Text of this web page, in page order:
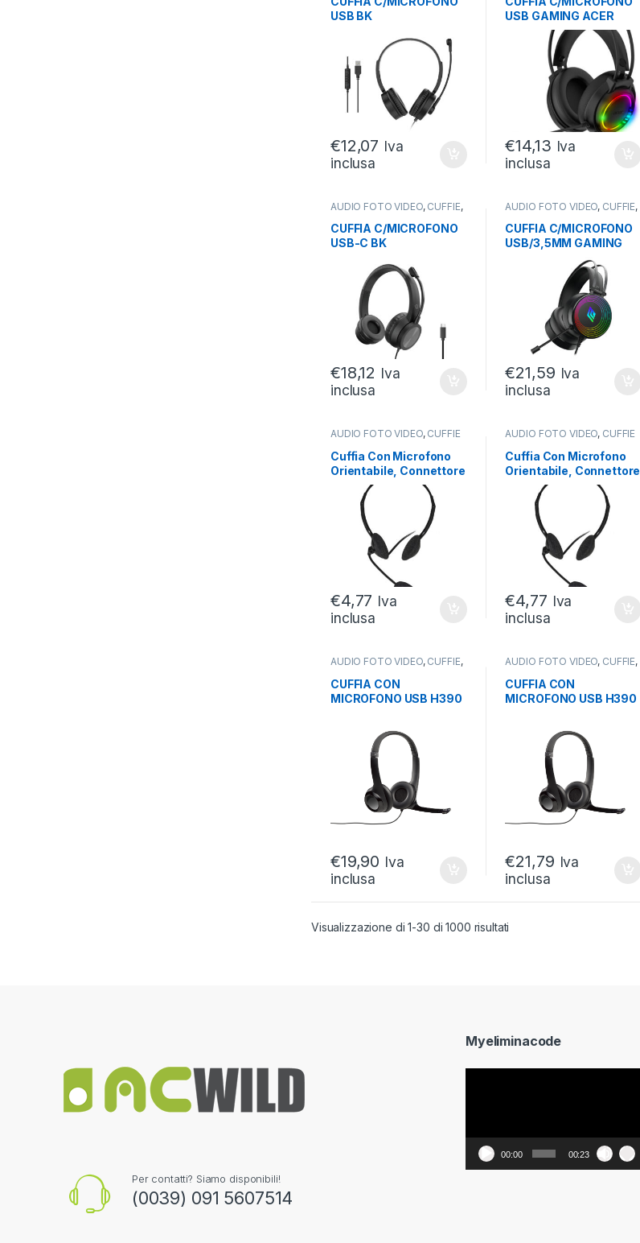
USB BK
€12,07 Iva
inclusa
USB GAMING ACER
GH1600 LED
€14,13 Iva
inclusa
AUDIO FOTO VIDEO, CUFFIE,
CUFFIA C/MICROFONO
USB-C BK
CONTR.REMOTO CAVO
€18,12 Iva
inclusa
AUDIO FOTO VIDEO, CUFFIE,
CUFFIA C/MICROFONO
USB/3,5MM GAMING
€21,59 Iva
inclusa
AUDIO FOTO VIDEO, CUFFIE
Cuffia Con Microfono
Orientabile, Connettore
1 X 3,5 Mm E Controllo
Volume
€4,77 Iva
inclusa
AUDIO FOTO VIDEO, CUFFIE
Cuffia Con Microfono
Orientabile, Connettore
2 X 3,5 Mm E Controllo
Volume
€4,77 Iva
inclusa
AUDIO FOTO VIDEO, CUFFIE,
CUFFIA CON
MICROFONO USB H390
€19,90 Iva
inclusa
AUDIO FOTO VIDEO, CUFFIE,
CUFFIA CON
MICROFONO USB H390
€21,79 Iva
inclusa
Visualizzazione di 1-30 di 1000 risultati
Per contatti? Siamo disponibili!
(0039) 091 5607514
Myeliminacode
00:00 00:23